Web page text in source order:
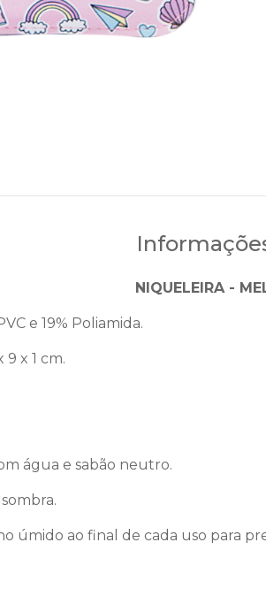
NIQUELEIRA -
e 19% Poliamida.
9 x 1 cm.
água e sabão neutro.
úmido ao final de cada uso para